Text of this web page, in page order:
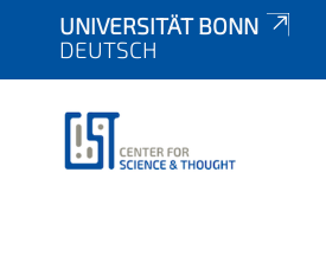
UNIVERSITÄT BONN
DEUTSCH